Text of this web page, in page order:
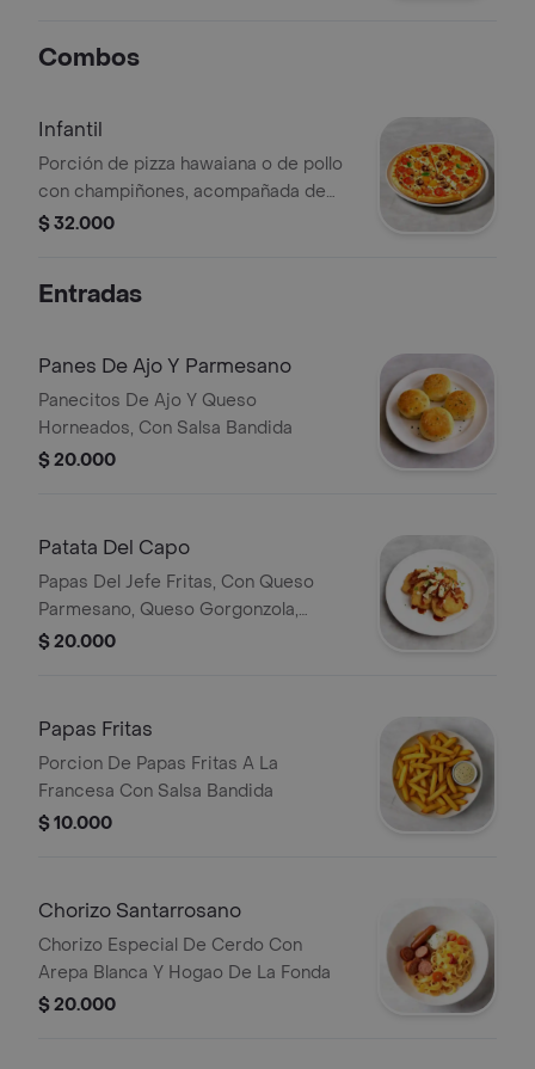
Combos
Infantil
Porción de pizza hawaiana o de pollo
con champiñones, acompañada de
jugo tetra pak de 188 ml y helado.
$ 32.000
Entradas
Panes De Ajo Y Parmesano
Panecitos De Ajo Y Queso
Horneados, Con Salsa Bandida
$ 20.000
Patata Del Capo
Papas Del Jefe Fritas, Con Queso
Parmesano, Queso Gorgonzola,
Tocino Ahumado Y Salsa Bandida
$ 20.000
Papas Fritas
Porcion De Papas Fritas A La
Francesa Con Salsa Bandida
$ 10.000
Chorizo Santarrosano
Chorizo Especial De Cerdo Con
Arepa Blanca Y Hogao De La Fonda
$ 20.000